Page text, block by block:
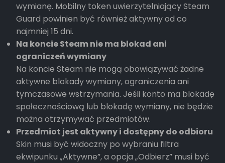
wymianę. Mobilny token uwierzytelniający Steam
Guard powinien być również aktywny od co
najmniej 15 dni.
Na koncie Steam nie ma blokad ani
ograniczeń wymiany
Na koncie Steam nie mogą obowiązywać żadne
aktywne blokady wymiany, ograniczenia ani
tymczasowe wstrzymania. Jeśli konto ma blokadę
społecznościową lub blokadę wymiany, nie będzie
można otrzymywać przedmiotów.
Przedmiot jest aktywny i dostępny do odbioru
Skin musi być widoczny po wybraniu filtra
ekwipunku „Aktywne”, a opcja „Odbierz” musi być